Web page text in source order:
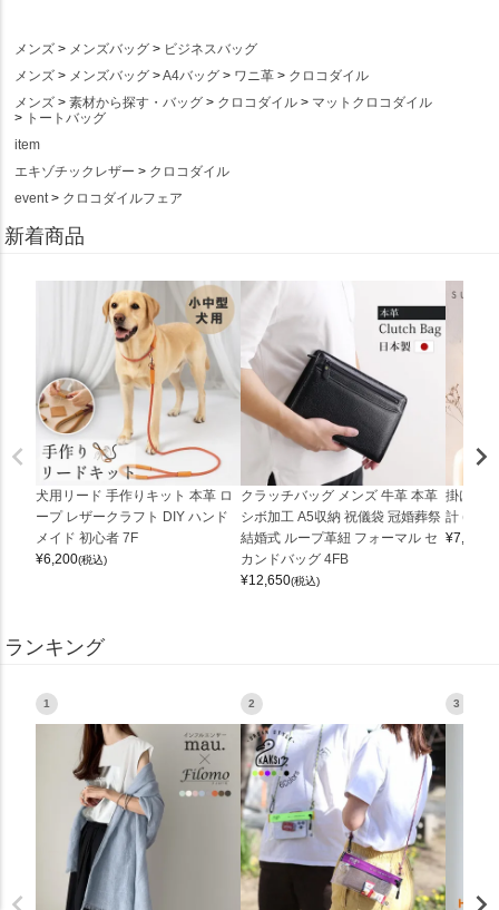
メンズ メンズバッグ
ビジネスバッグ
メンズ
メンズバッグ A4バッグ ワニ革
クロコダイル
メンズ
素材から探す・バッグ クロコダイル
マットクロコダイル
トートバッグ
item
エキゾチックレザー
クロコダイル
event
クロコダイルフェア
新着商品
犬用リード 手作りキット 本革 ロ
ープ レザークラフト DIY ハンド
メイド 初心者 7F
¥6,200(税込)
クラッチバッグ メンズ 牛革 本革
シボ加工 A5収納 祝儀袋 冠婚葬祭
結婚式 ループ革紐 フォーマル セ
カンドバッグ 4FB
¥12,650(税込)
掛け時
計
¥7,150
ランキング
1 2 3